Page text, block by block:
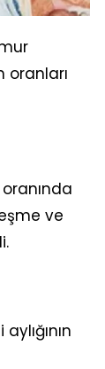
oranları
ve